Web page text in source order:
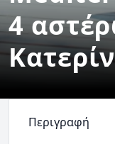
4
Περιγραφή